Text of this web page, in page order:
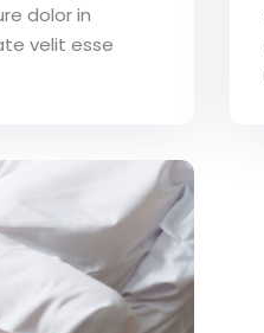
dolor in
velit esse